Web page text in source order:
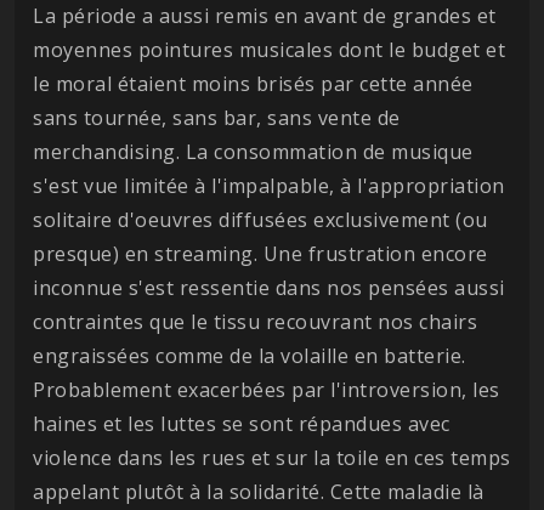
La période a aussi remis en avant de grandes et
moyennes pointures musicales dont le budget et
le moral étaient moins brisés par cette année
sans tournée, sans bar, sans vente de
merchandising. La consommation de musique
s'est vue limitée à l'impalpable, à l'appropriation
solitaire d'oeuvres diffusées exclusivement (ou
presque) en streaming. Une frustration encore
inconnue s'est ressentie dans nos pensées aussi
contraintes que le tissu recouvrant nos chairs
engraissées comme de la volaille en batterie.
Probablement exacerbées par l'introversion, les
haines et les luttes se sont répandues avec
violence dans les rues et sur la toile en ces temps
appelant plutôt à la solidarité. Cette maladie là